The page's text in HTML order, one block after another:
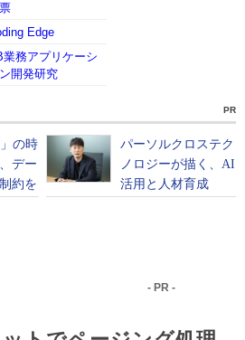
Edge
業務アプリケーシ
開発研究
PR
- PR -